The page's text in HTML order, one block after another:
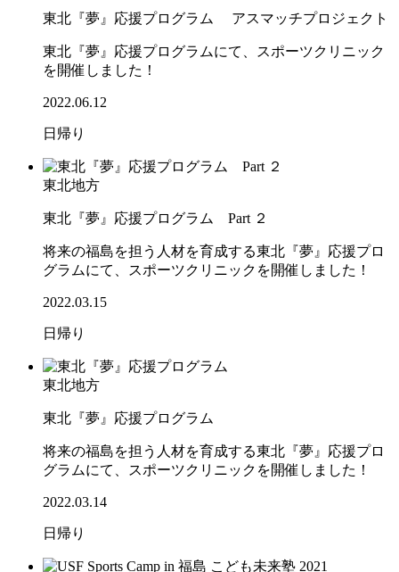
東北『夢』応援プログラム アスマッチプロジェクト
東北『夢』応援プログラムにて、スポーツクリニック
を開催しました！
2022.06.12
日帰り
東北地方
東北『夢』応援プログラム Part ２
将来の福島を担う人材を育成する東北『夢』応援プロ
グラムにて、スポーツクリニックを開催しました！
2022.03.15
日帰り
東北地方
東北『夢』応援プログラム
将来の福島を担う人材を育成する東北『夢』応援プロ
グラムにて、スポーツクリニックを開催しました！
2022.03.14
日帰り